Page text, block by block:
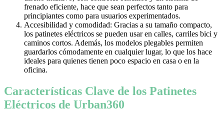
frenado eficiente, hace que sean perfectos tanto para
principiantes como para usuarios experimentados.
Accesibilidad y comodidad: Gracias a su tamaño compacto,
los patinetes eléctricos se pueden usar en calles, carriles bici y
caminos cortos. Además, los modelos plegables permiten
guardarlos cómodamente en cualquier lugar, lo que los hace
ideales para quienes tienen poco espacio en casa o en la
oficina.
Características Clave de los Patinetes
Eléctricos de Urban360